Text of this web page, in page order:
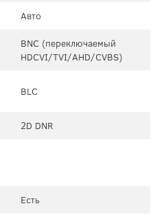
Авто
BNC (переключаемый
HDCVI/TVI/AHD/CVBS)
BLC
2D DNR
Есть